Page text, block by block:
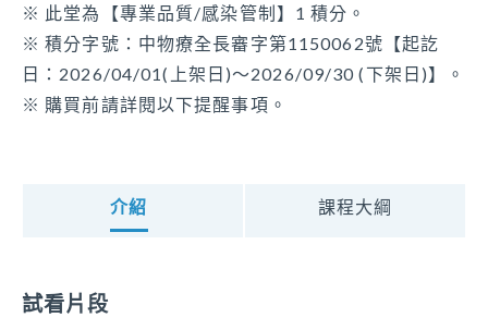
開課類別
感染管制
※ 此堂為【專業品質/感染管制】1 積分。
※ 積分字號：中物療全長審字第1150062號【起訖
日：2026/04/01(上架日)～2026/09/30 (下架日)】。
※ 購買前請詳閱以下提醒事項。
介紹 課程大綱
試看片段